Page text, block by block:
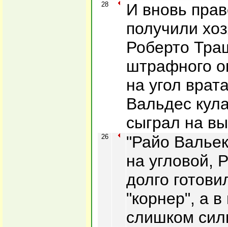
28
И вновь
получили
Роберто
штрафного
на угол
Вальдес
сыграл на
26
"Райо
на угловой,
долго
"корнер", а в
слишком